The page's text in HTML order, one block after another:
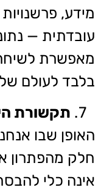
מידע,
עובדתית —
מאפשרת
בלבד לעולם
תקשורת
האופן שבו
חלק מהפתרון
אינה כלי